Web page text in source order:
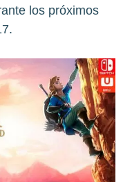
los próximos